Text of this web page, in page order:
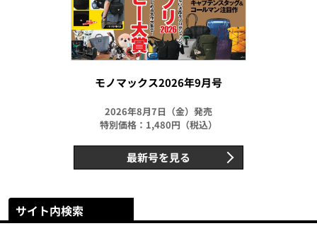
モノマックス2026年9月号
2026年8月7日（金）発売
特別価格：1,480円（税込）
最新号を見る
サイト内検索